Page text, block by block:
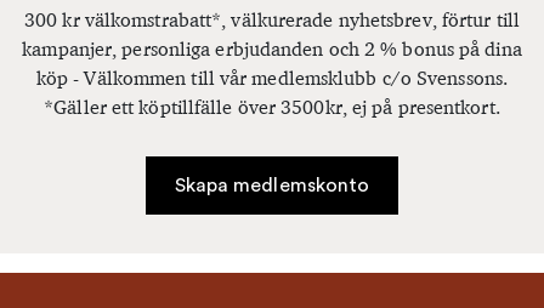
300 kr välkomstrabatt*, välkurerade nyhetsbrev, förtur till
kampanjer, personliga erbjudanden och 2 % bonus på dina
köp - Välkommen till vår medlemsklubb c/o Svenssons.
*Gäller ett köptillfälle över 3500kr, ej på presentkort.
Skapa medlemskonto